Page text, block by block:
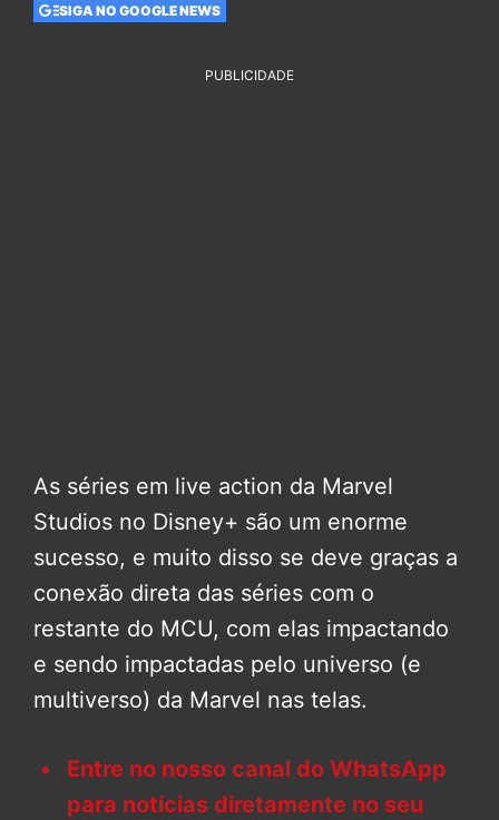
SIGA NO GOOGLE NEWS
PUBLICIDADE
As séries em live action da Marvel
Studios no Disney+ são um enorme
sucesso, e muito disso se deve graças a
conexão direta das séries com o
restante do MCU, com elas impactando
e sendo impactadas pelo universo (e
multiverso) da Marvel nas telas.
Entre no nosso canal do WhatsApp
para notícias diretamente no seu